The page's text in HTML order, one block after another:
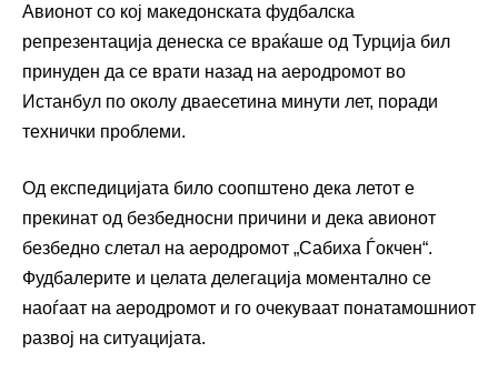
Авионот со кој македонската фудбалска
репрезентација денеска се враќаше од Турција бил
принуден да се врати назад на аеродромот во
Истанбул по околу дваесетина минути лет, поради
технички проблеми.
Од експедицијата било соопштено дека летот е
прекинат од безбедносни причини и дека авионот
безбедно слетал на аеродромот „Сабиха Ѓокчен“.
Фудбалерите и целата делегација моментално се
наоѓаат на аеродромот и го очекуваат понатамошниот
развој на ситуацијата.